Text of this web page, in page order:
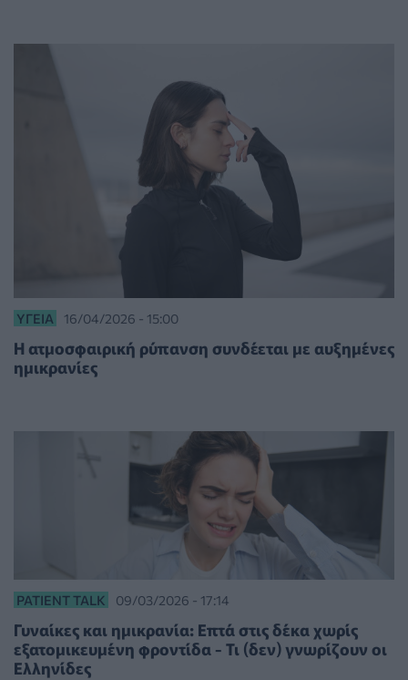
ΥΓΕΊΑ 16/04/2026 - 15:00
Η ατμοσφαιρική ρύπανση συνδέεται με αυξημένες
ημικρανίες
PATIENT TALK 09/03/2026 - 17:14
Γυναίκες και ημικρανία: Επτά στις δέκα χωρίς
εξατομικευμένη φροντίδα - Τι (δεν) γνωρίζουν οι
Ελληνίδες